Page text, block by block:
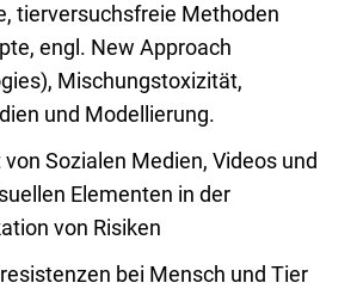
tierversuchsfreie Methoden
engl. New Approach
Mischungstoxizität,
und Modellierung.
Sozialen Medien, Videos und
Elementen in der
von Risiken
bei Mensch und Tier